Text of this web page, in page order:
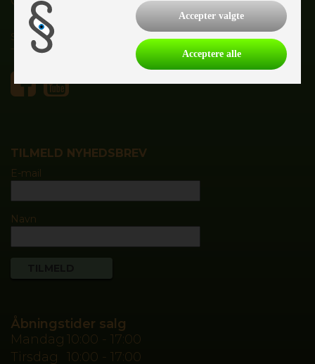
salg@slagelsecamping.dk
Tlf. 55700020
TILMELD NYHEDSBREV
E-mail
Navn
Åbningstider salg
Mandag 10:00 - 17:00
Tirsdag
10:00 - 17:00
Accepter valgte
Acceptere alle